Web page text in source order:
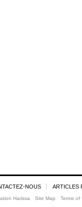
NOUS ARTICLES
Harissa Site Map Terms of